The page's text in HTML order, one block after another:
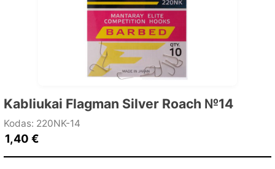
Kabliukai Flagman Silver Roach №14
Kodas: 220NK-14
1,40 €